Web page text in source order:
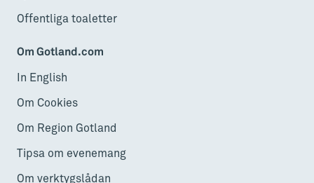
Offentliga toaletter
Om Gotland.com
In English
Om Cookies
Om Region Gotland
Tipsa om evenemang
Om verktygslådan